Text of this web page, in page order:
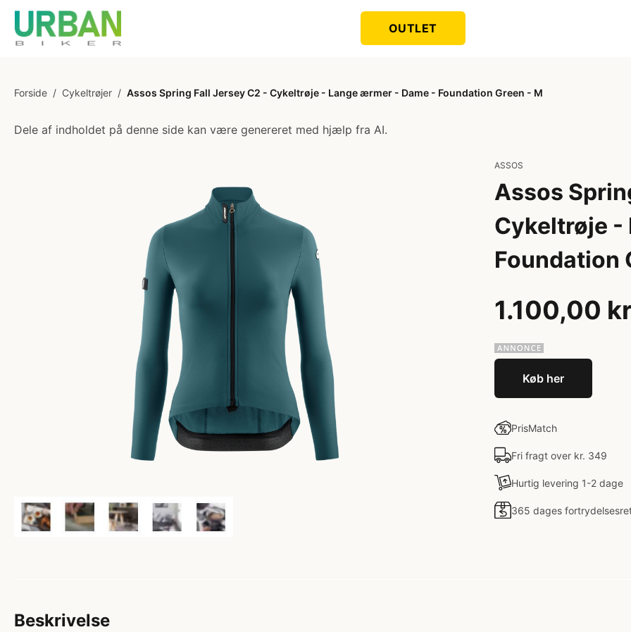
OUTLET
Forside / Cykeltrøjer / Assos Spring Fall Jersey C2 - Cykeltrøje - Lange ærmer - Dame - Foundation Green - M
Dele af indholdet på denne side kan være genereret med hjælp fra AI.
ASSOS
Assos
Cykeltrøje -
Foundation
1.100,00
Køb her
PrisMatch
Fri fragt over kr. 349
Hurtig levering 1-2 dage
365 dages
Beskrivelse